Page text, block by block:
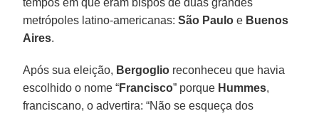
metrópoles latino-americanas: São Paulo e Buenos
Aires.
Após sua eleição, Bergoglio reconheceu que havia
escolhido o nome “Francisco” porque Hummes,
franciscano, o advertira: “Não se esqueça dos